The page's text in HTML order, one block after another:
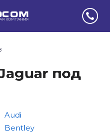
под
Audi
Bentley